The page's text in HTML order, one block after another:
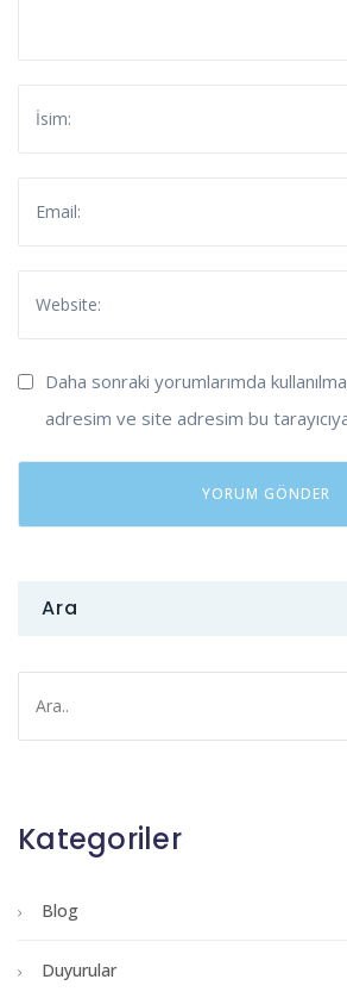
Daha sonraki yorumlarımda
adresim ve site adresim bu
Ara
Kategoriler
Blog
Duyurular